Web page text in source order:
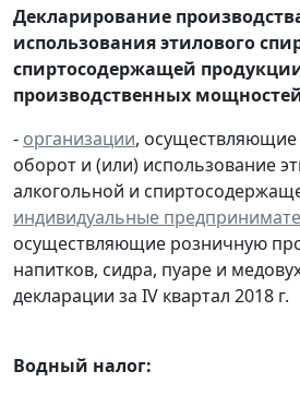
Декларирование
использования этилового
спиртосодержащей
производственных
- организации, осуществляющие
оборот и (или) использование
алкогольной и
индивидуальные
осуществляющие розничную
напитков, сидра, пуаре и
декларации за IV квартал 2018 г.
Водный налог: